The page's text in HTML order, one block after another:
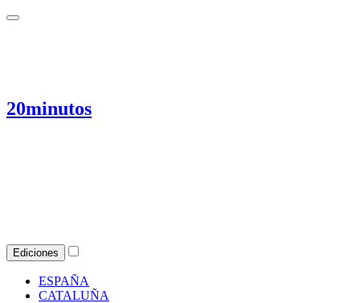
20minutos
Ediciones
ESPAÑA
CATALUÑA